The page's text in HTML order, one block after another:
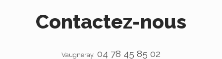
Contactez-nous
Vaugneray. 04 78 45 85 02